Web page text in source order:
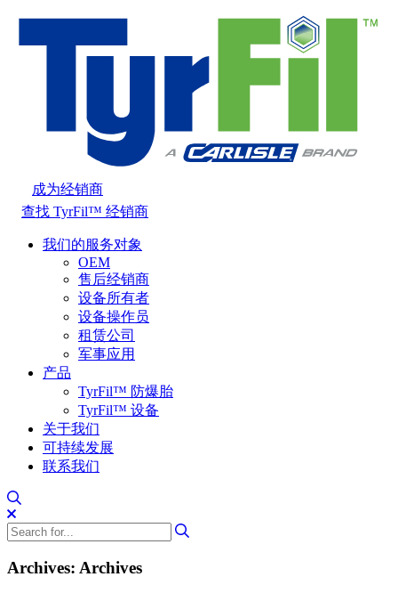
成为经销商
查找 TyrFil™ 经销商
我们的服务对象
OEM
售后经销商
设备所有者
设备操作员
租赁公司
军事应用
产品
TyrFil™ 防爆胎
TyrFil™ 设备
关于我们
可持续发展
联系我们
Archives: Archives